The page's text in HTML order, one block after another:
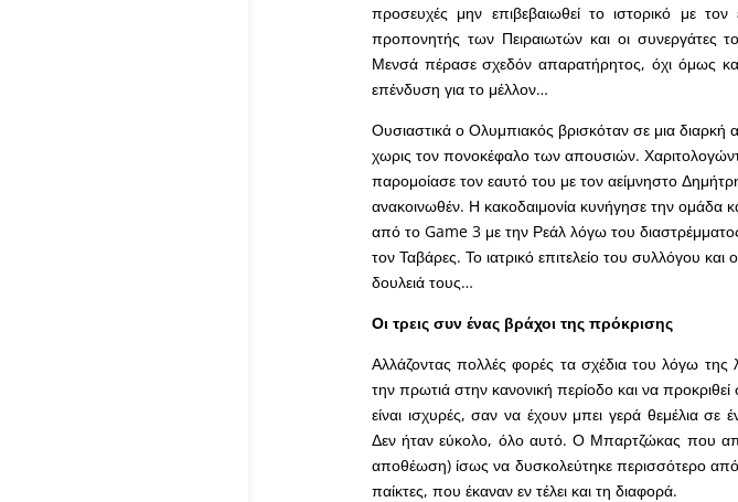
προσευχές μην επιβεβαιωθεί το ιστορικό με
προπονητής των Πειραιωτών και οι
Μενσά πέρασε σχεδόν απαρατήρητος, όχι όμως
επένδυση για το μέλλον…
Ουσιαστικά ο Ολυμπιακός βρισκόταν σε μια
χωρις τον πονοκέφαλο των απουσιών.
παρομοίασε τον εαυτό του με τον αείμνηστο
ανακοινωθέν. Η κακοδαιμονία κυνήγησε την ομάδα
από το Game 3 με την Ρεάλ λόγω του
τον Ταβάρες. Το ιατρικό επιτελείο του συλλόγου
δουλειά τους…
Οι τρεις συν ένας βράχοι της πρόκρισης
Αλλάζοντας πολλές φορές τα σχέδια του λόγω της
την πρωτιά στην κανονική περίοδο και να
είναι ισχυρές, σαν να έχουν μπει γερά θεμέλια σε
Δεν ήταν εύκολο, όλο αυτό. Ο Μπαρτζώκας που
αποθέωση) ίσως να δυσκολεύτηκε περισσότερο από
παίκτες, που έκαναν εν τέλει και τη διαφορά.